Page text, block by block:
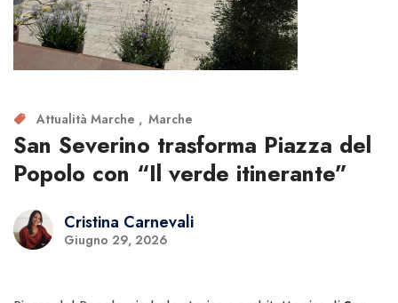
Attualità Marche Marche
San Severino trasforma Piazza del
Popolo con “Il verde itinerante”
Cristina Carnevali
Giugno 29, 2026